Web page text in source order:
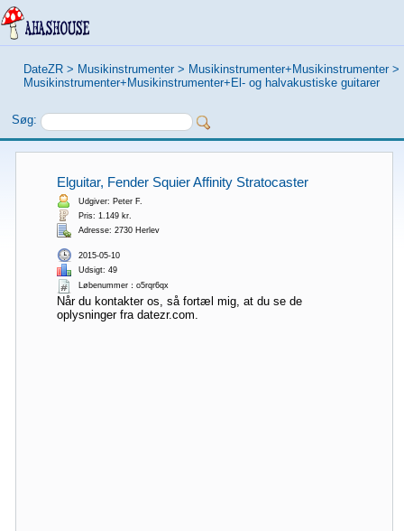
DateZR > Musikinstrumenter > Musikinstrumenter+Musikinstrumenter >
Musikinstrumenter+Musikinstrumenter+El- og halvakustiske guitarer
Søg:
Elguitar, Fender Squier Affinity Stratocaster
Udgiver: Peter F.
Pris: 1.149 kr.
Adresse: 2730 Herlev
2015-05-10
Udsigt: 49
Løbenummer：o5rqr6qx
Når du kontakter os, så fortæl mig, at du se de
oplysninger fra datezr.com.